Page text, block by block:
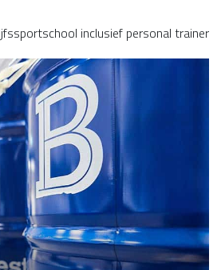
inclusief personal trainer